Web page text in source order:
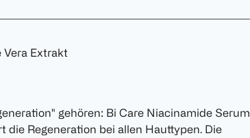
Vera Extrakt
gehören: Bi Care Niacinamide Serum
Regeneration bei allen Hauttypen. Die